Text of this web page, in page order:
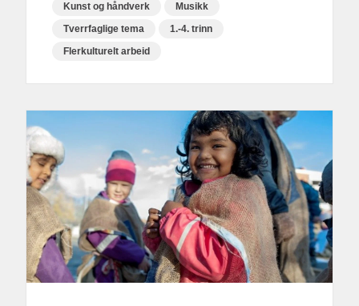
Kunst og håndverk
Musikk
Tverrfaglige tema
1.-4. trinn
Flerkulturelt arbeid